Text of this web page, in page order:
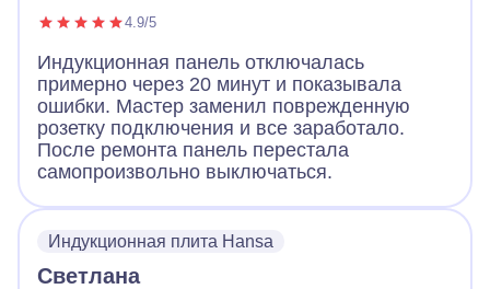
4.9/5
Индукционная панель отключалась
примерно через 20 минут и показывала
ошибки. Мастер заменил поврежденную
розетку подключения и все заработало.
После ремонта панель перестала
самопроизвольно выключаться.
Индукционная плита Hansa
Светлана